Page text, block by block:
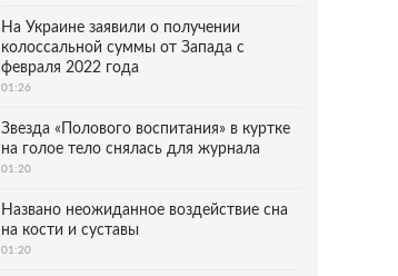
На Украине заявили о получении
колоссальной суммы от Запада с
февраля 2022 года
01:26
Звезда «Полового воспитания» в куртке
на голое тело снялась для журнала
01:20
Названо неожиданное воздействие сна
на кости и суставы
01:20